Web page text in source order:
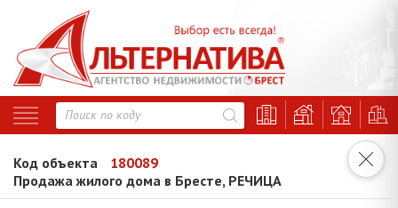
Код объекта
180089
Продажа жилого дома в Бресте, РЕЧИЦА